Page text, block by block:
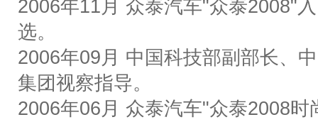
2006年11月 众泰汽车"众泰2008"
选。
2006年09月 中国科技部副部长、
集团视察指导。
2006年06月 众泰汽车"众泰2008时